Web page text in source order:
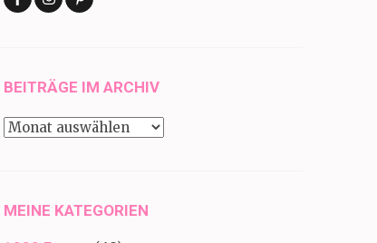
BEITRÄGE IM ARCHIV
Beiträge
MEINE KATEGORIEN